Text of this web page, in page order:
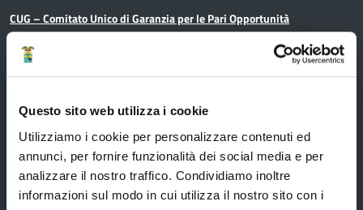
Questo sito web utilizza i cookie
Utilizziamo i cookie per personalizzare contenuti ed
annunci, per fornire funzionalità dei social media e per
analizzare il nostro traffico. Condividiamo inoltre
informazioni sul modo in cui utilizza il nostro sito con i
CUG – Comitato Unico di Garanzia per le Pari Opportunità
Certificazione di qualità
Servizi
Servizi online
Modulistica